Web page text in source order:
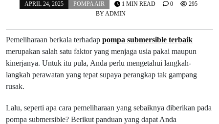
APRIL 24, 2025
POMPA AIR
BYADMIN
1 MIN READ 0 295
Pemeliharaan berkala terhadap pompa submersible terbaik
merupakan salah satu faktor yang menjaga usia pakai maupun
kinerjanya. Untuk itu pula, Anda perlu mengetahui langkah-
langkah perawatan yang tepat supaya perangkap tak gampang
rusak.
Lalu, seperti apa cara pemeliharaan yang sebaiknya diberikan pada
pompa submersible? Berikut panduan yang dapat Anda